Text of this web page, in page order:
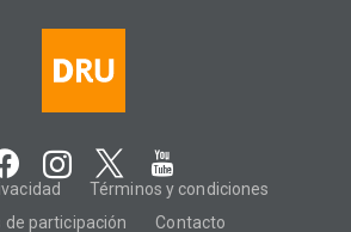
Términos y condiciones
de participación
Contacto